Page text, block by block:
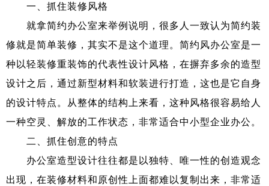
一、抓住装修风格
就拿简约办公室来举例说明，很多人一致认为简约装
修就是简单装修，其实不是这个道理。简约风办公室是一
种以轻装修重装饰的代表性设计风格，在摒弃多余的造型
设计之后，通过新型材料和软装进行打造，这也是它自身
的设计特点。从整体的结构上来看，这种风格很容易给人
一种空灵、解放的工作状态，非常适合中小型企业办公。
二、抓住创意的特点
办公室造型设计往往都是以独特、唯一性的创造观念
出现，在装修材料和原创性上面都难以复制出来，非常适